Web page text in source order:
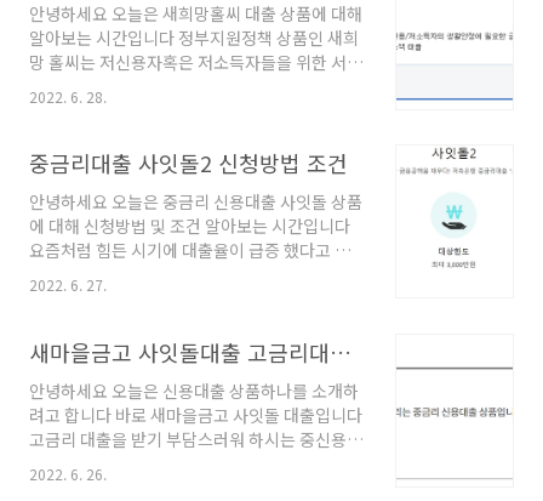
주택 또는 주거용 오피스텔 한국토지공사등이 공
급하는 주택분양보증의 세대수 요건을 충족하는
주택 조합주택시공보증서가 발급이 가능한 주택
조합사업의 조합원이 분양받은 주택 보증채권자
및 직장주택조합의 조합원 포함 ) 보증비율 대출
가능금액 이내에서 대출금의 80 ..
안녕하세요 오늘은 새희망홀씨 대출 상품에 대해
알아보는 시간입니다 정부지원정책 상품인 새희
망 홀씨는 저신용자혹은 저소득자들을 위한 서민
대출 상품인데요 최대 3000만원의 대출 한도와
최장 5년의 넉넉한 기간으로 여유롭게 상환 가능
상 > 19세 이상의 내국인 고객 재직, 소득 증빙이
기준 1년이상 성실상환한 자 대출기간 > 1년부터
최장 5년까지 연장가능 대출한도 > 300만원부터
최대 3000만원까지 대출 가능한 상품입니다 (개
인별로 다르게 적용되니 조회 하여 보세요) 대출
다른 상품이며 (개인 실적, 등급 ,소득..
2022. 6. 28.
중금리대출 사잇돌2 신청방법 조건
안녕하세요 오늘은 중금리 신용대출 사잇돌 상품
에 대해 신청방법 및 조건 알아보는 시간입니다
요즘처럼 힘든 시기에 대출율이 급증 했다고 합
니다 오늘소개해드릴 사잇돌2 대출 상품은 최대
3000만원까지 신청가능하며 연소득 1200만원
저축은행 사잇돌2 중금리 대출 대출대상 ) 만19
세이상 내국인 고객 소득증빙이 가능한 근로자
재직 5개월이상 연소득 1200만원 이상의 고객
연금 소득 1회이상 , 연소득 600만원 이상이신
분 대출한도) 100만원이상부터 3000만원까지
(개인에 따라 차등 적용) 대출기간) 12개월부터
2022. 6. 27.
새마을금고 사잇돌대출 고금리대환대출 조건
안녕하세요 오늘은 신용대출 상품하나를 소개하
려고 합니다 바로 새마을금고 사잇돌 대출입니다
고금리 대출을 받기 부담스러워 하시는 중신용
로운 기간으로 선보인 고금리대환대출 가능한 중
2022. 6. 26.